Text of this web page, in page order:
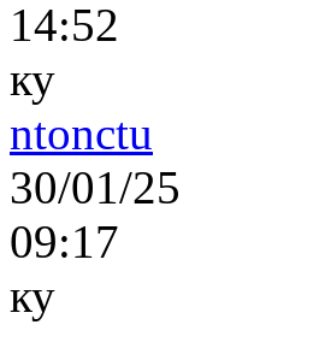
14:52
ку
ntonctu
30/01/25
09:17
ку